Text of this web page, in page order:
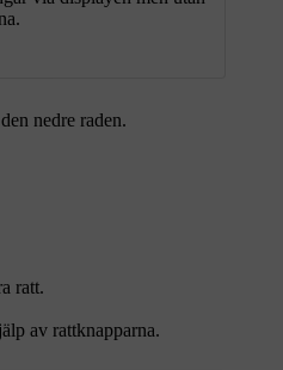
nedre raden.
ratt.
av rattknapparna.